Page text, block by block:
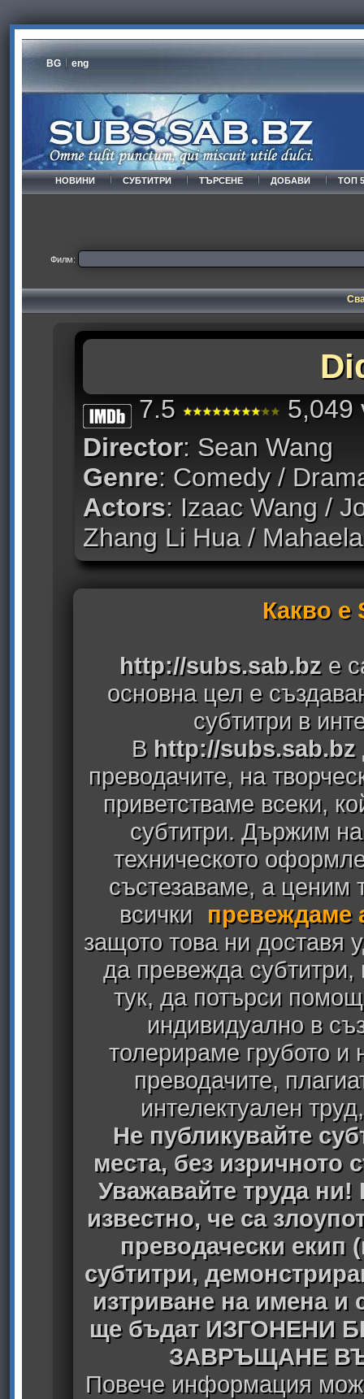
BG eng
НОВИНИ СУБТИТРИ ТЪРСЕНЕ ДОБАВИ ТОП
Филм:
7.5
5,049
Director: Sean Wang
Genre: Comedy /
Actors: Izaac Wang /
Zhang Li Hua /
Какво е
http://subs.sab.bz е
основна цел е
субтитри в
В http://subs.sab.bz
преводачите, на
приветстваме всеки,
субтитри. Държим
техническото
състезаваме, а ценим
всички
превеждаме
защото това ни доставя
да превежда
тук, да потърси
индивидуално в
толерираме грубото
преводачите,
интелектуален
Не публикувайте
места, без изричното
Уважавайте труда ни!
известно, че са
преводачески екип
субтитри,
изтриване на имена
ще бъдат ИЗГОНЕНИ
ЗАВРЪЩАНЕ
Повече информация